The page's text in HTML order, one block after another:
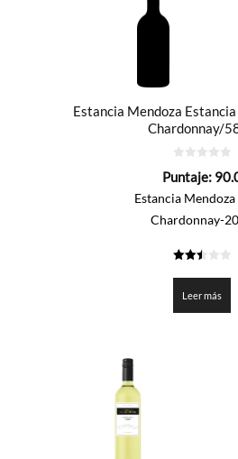
Estancia Mendoza
Chardonnay/
de
Puntaje:
Estancia
Chardonnay-
de 5
Leer más